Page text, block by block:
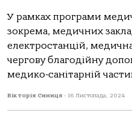
У рамках програми
зокрема, медичних
електростанцій,
чергову благодійну
медико-санітарній
Вікторія Синиця - 16 Листопада, 2024